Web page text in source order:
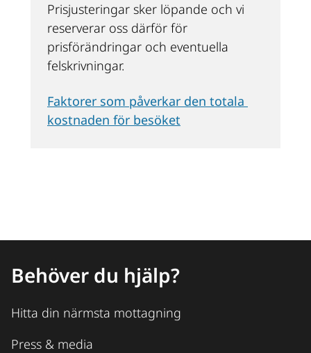
Prisjusteringar sker löpande och vi
reserverar oss därför för
prisförändringar och eventuella
felskrivningar.
Faktorer som påverkar den totala
kostnaden för besöket
Behöver du hjälp?
Hitta din närmsta mottagning
Press & media